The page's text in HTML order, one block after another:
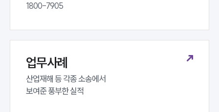
1800-7905
업무사례
산업재해 등 각종 소송에서
보여준 풍부한 실적